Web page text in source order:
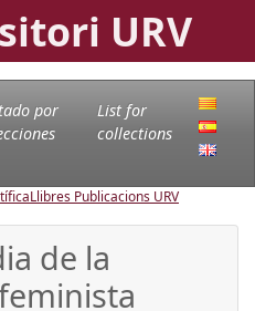
URV
por
List for
collections
Llibres Publicacions URV
de la